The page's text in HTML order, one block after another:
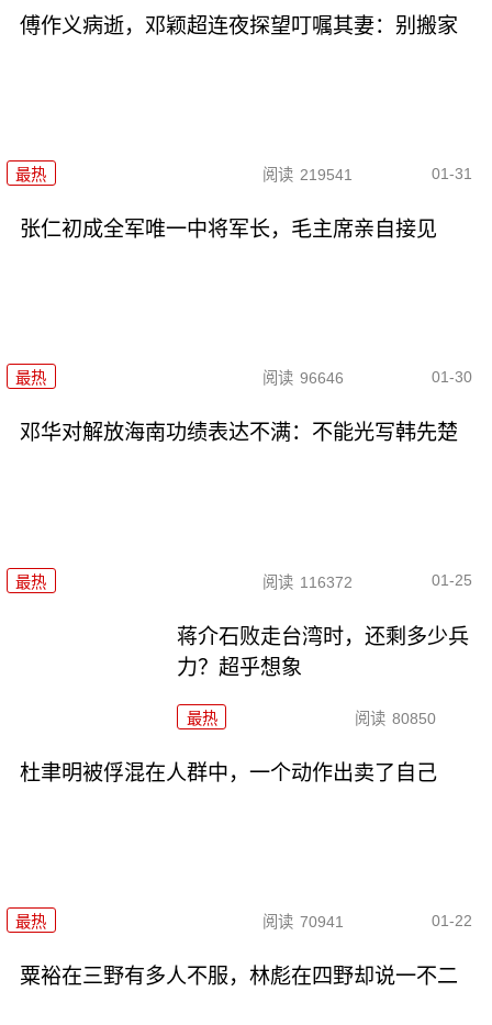
傅作义病逝，邓颖超连夜探望叮嘱其妻：别搬家
最热 阅读 219541 01-31
张仁初成全军唯一中将军长，毛主席亲自接见
最热 阅读 96646 01-30
邓华对解放海南功绩表达不满：不能光写韩先楚
最热 阅读 116372 01-25
蒋介石败走台湾时，还剩多少兵
力？超乎想象
最热 阅读 80850
杜聿明被俘混在人群中，一个动作出卖了自己
最热 阅读 70941 01-22
粟裕在三野有多人不服，林彪在四野却说一不二